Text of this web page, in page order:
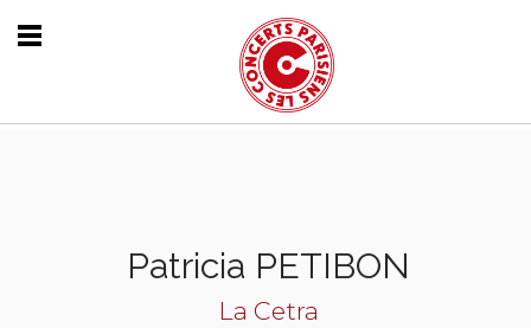
Patricia PETIBON
La Cetra